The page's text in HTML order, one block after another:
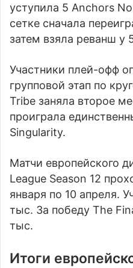
уступила 5 Anchors
сетке сначала
затем взяла реванш у
Участники плей-офф
групповой этап по
Tribe заняла второе
проиграла
Singularity.
Матчи европейского
League Season 12
января по 10 апреля.
тыс. За победу The
тыс.
Итоги